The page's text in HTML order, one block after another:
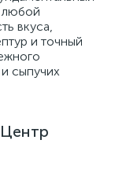
любой
вкуса,
и точный
сыпучих